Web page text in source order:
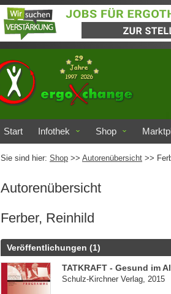
Start Infothek Shop
Sie sind hier: Shop >> Autorenübersicht >>
Autorenübersicht
Ferber, Reinhild
Veröffentlichungen (1)
TATKRAFT - Gesund im
Schulz-Kirchner Verlag, 2015